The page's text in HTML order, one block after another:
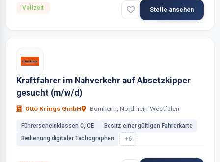
Vollzeit Stelle ansehen
Kraftfahrer im Nahverkehr auf Absetzkipper
gesucht (m/w/d)
Otto Krings GmbH Bornheim, Nordrhein-Westfalen
Führerscheinklassen C, CE
Besitz einer gültigen Fahrerkarte
Bedienung digitaler Tachographen
+6